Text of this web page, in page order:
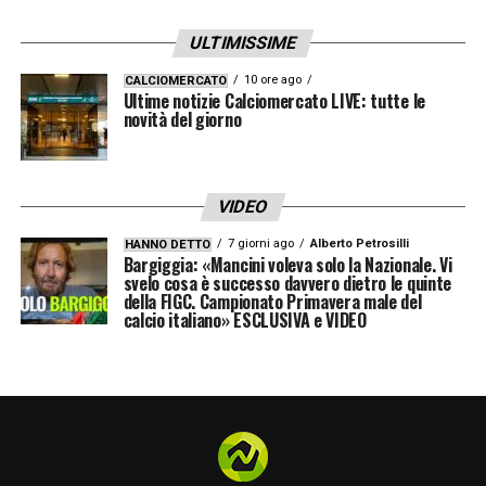
nella migliore condizione possibile,
sfruttando ogni sessione diallenamento
Lecceper affinare schemi e tattiche.
ULTIMISSIME
CALCIOMERCATO 10 ore ago
Ultime notizie Calciomercato LIVE: tutte le
novità del giorno
VIDEO
HANNO DETTO 7 giorni ago Alberto Petrosilli
Bargiggia: «Mancini voleva solo la Nazionale. Vi
svelo cosa è successo davvero dietro le quinte
della FIGC. Campionato Primavera male del
calcio italiano» ESCLUSIVA e VIDEO